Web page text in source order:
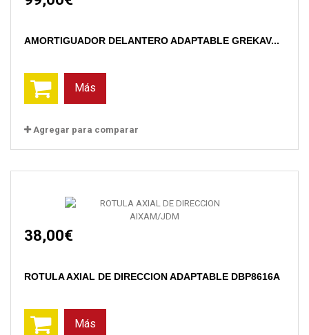
AMORTIGUADOR DELANTERO ADAPTABLE GREKAV...
Más
Agregar para comparar
38,00€
ROTULA AXIAL DE DIRECCION ADAPTABLE DBP8616A
Más